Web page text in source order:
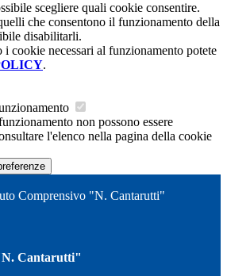
scegliere quali cookie consentire.
che consentono il funzionamento della
disabilitarli.
i cookie necessari al funzionamento potete
.
non possono essere
l'elenco nella pagina della cookie
Comprensivo "N. Cantarutti"
Cantarutti"